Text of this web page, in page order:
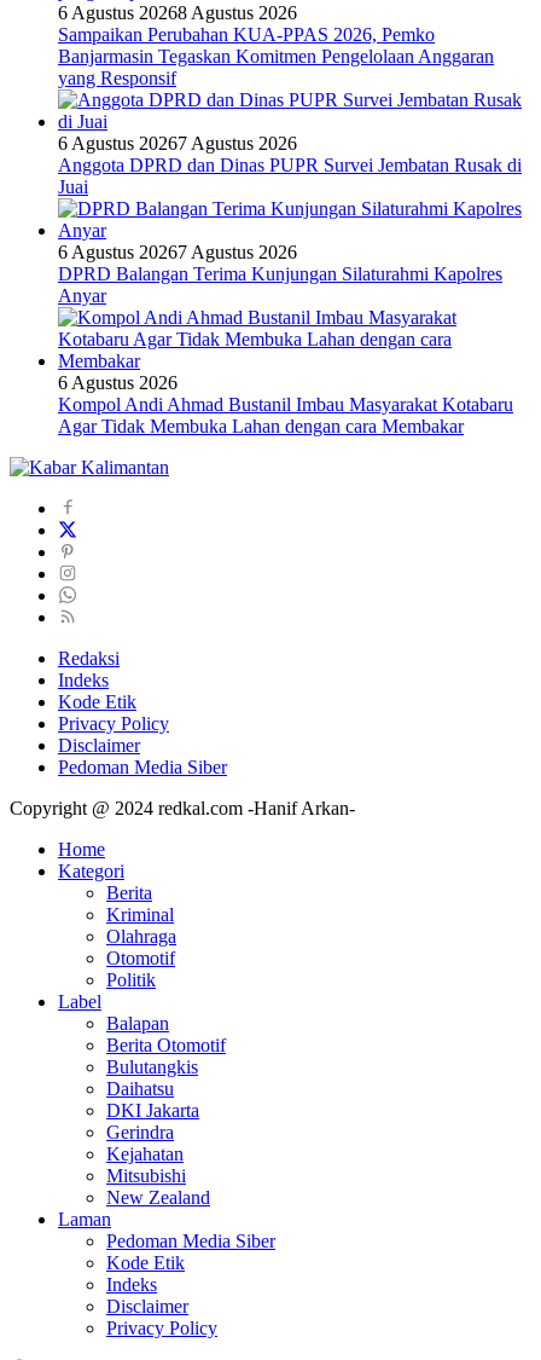
6 Agustus 20268 Agustus 2026
Sampaikan Perubahan KUA-PPAS 2026, Pemko
Banjarmasin Tegaskan Komitmen Pengelolaan Anggaran
yang Responsif
6 Agustus 20267 Agustus 2026
Anggota DPRD dan Dinas PUPR Survei Jembatan Rusak di
Juai
6 Agustus 20267 Agustus 2026
DPRD Balangan Terima Kunjungan Silaturahmi Kapolres
Anyar
6 Agustus 2026
Kompol Andi Ahmad Bustanil Imbau Masyarakat Kotabaru
Agar Tidak Membuka Lahan dengan cara Membakar
Redaksi
Indeks
Kode Etik
Privacy Policy
Disclaimer
Pedoman Media Siber
Copyright @ 2024 redkal.com -Hanif Arkan-
Home
Kategori
Berita
Kriminal
Olahraga
Otomotif
Politik
Label
Balapan
Berita Otomotif
Bulutangkis
Daihatsu
DKI Jakarta
Gerindra
Kejahatan
Mitsubishi
New Zealand
Laman
Pedoman Media Siber
Kode Etik
Indeks
Disclaimer
Privacy Policy